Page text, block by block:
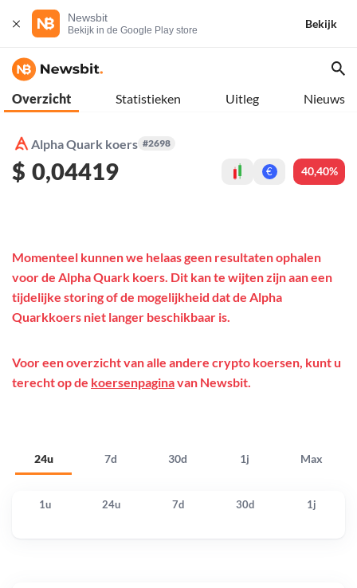
Newsbit
Bekijk in de Google Play store
Bekijk
Overzicht Statistieken Uitleg Nieuws
Alpha Quark koers #2698
$ 0,04419 € 40,40%
24u 7d 30d 1j Max
Momenteel kunnen we helaas geen resultaten ophalen
voor de Alpha Quark koers. Dit kan te wijten zijn aan een
tijdelijke storing of de mogelijkheid dat de Alpha
Quarkkoers niet langer beschikbaar is.
Voor een overzicht van alle andere crypto koersen, kunt u
terecht op de koersenpaginavan Newsbit.
1u 24u 7d 30d 1j